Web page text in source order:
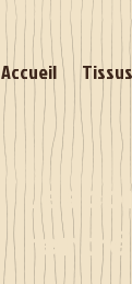
Accueil Tissus
Les